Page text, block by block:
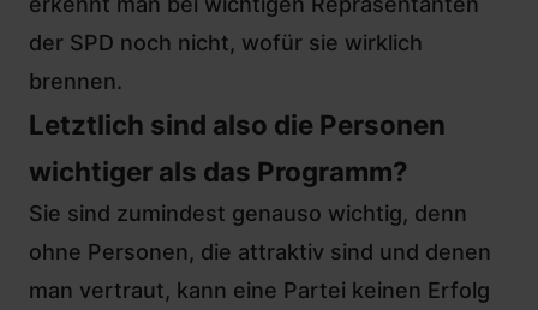
der SPD noch nicht, wofür sie wirklich
brennen.
Letztlich sind also die Personen
wichtiger als das Programm?
Sie sind zumindest genauso wichtig, denn
ohne Personen, die attraktiv sind und denen
man vertraut, kann eine Partei keinen Erfolg